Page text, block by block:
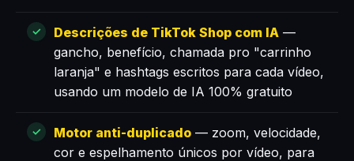
Descrições de TikTok Shop com IA —
gancho, benefício, chamada pro "carrinho
laranja" e hashtags escritos para cada vídeo,
usando um modelo de IA 100% gratuito
Motor anti-duplicado — zoom, velocidade,
cor e espelhamento únicos por vídeo, para